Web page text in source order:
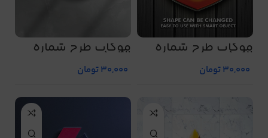
موکاپ طرح شماره
5012
30,000تومان
موکاپ طرح شماره
5013
30,000تومان